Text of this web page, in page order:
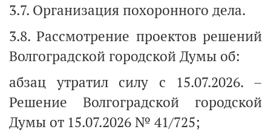
3.7. Организация похоронного дела.
3.8. Рассмотрение проектов решений
Волгоградской городской Думы об:
абзац утратил силу с 15.07.2026. –
Решение Волгоградской городской
Думы от 15.07.2026 № 41/725;